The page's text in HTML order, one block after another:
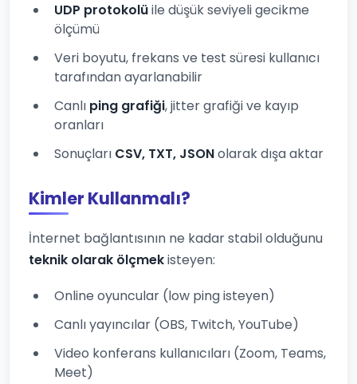
UDP protokolüile düşük seviyeli gecikme
ölçümü
Veri boyutu, frekans ve test süresi kullanıcı
tarafından ayarlanabilir
Canlı ping grafiği, jitter grafiği ve kayıp
oranları
Sonuçları CSV, TXT, JSONolarak dışa aktar
Kimler Kullanmalı?
İnternet bağlantısının ne kadar stabil olduğunu
teknik olarak ölçmekisteyen:
Online oyuncular (low ping isteyen)
Canlı yayıncılar (OBS, Twitch, YouTube)
Video konferans kullanıcıları (Zoom, Teams,
Meet)